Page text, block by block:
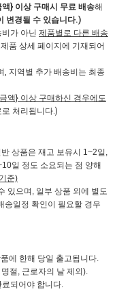
} 이상 구매시 무료 배송해
변경될 수 있습니다.)
가 아닌 제품별로 다른 배송
품 상세 페이지에 기재되어
지역별 추가 배송비는 최종
액} 이상 구매하신 경우에도
처리됩니다.)
상품은 재고 보유시 1~2일,
일 정도 소요되는 점 양해
준)
있으며, 일부 상품 외에 별도
송일정 확인이 필요할 경우
에 한해 당일 출고됩니다.
절, 근로자의 날 제외).
되어야 합니다.